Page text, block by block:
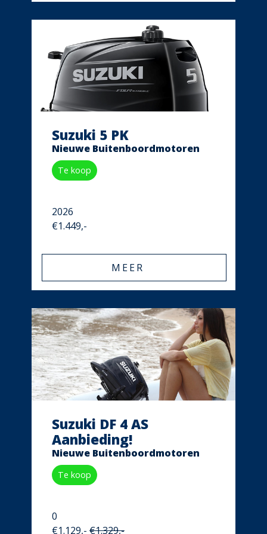
Suzuki 5 PK
Nieuwe Buitenboordmotoren
Te koop
2026
€1.449,-
MEER
Suzuki DF 4 AS
Aanbieding!
Nieuwe Buitenboordmotoren
Te koop
0
€1.129,- €1.329,-